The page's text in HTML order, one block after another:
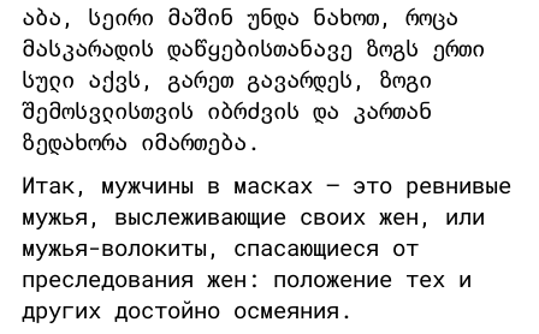
აბა, სეირი მაშინ უნდა ნახოთ, როცა
მასკარადის დაწყებისთანავე ზოგს ერთი
სული აქვს, გარეთ გავარდეს, ზოგი
შემოსვლისთვის იბრძვის და კართან
ზედახორა იმართება.
Итак, мужчины в масках – это ревнивые
мужья, выслеживающие своих жен, или
мужья-волокиты, спасающиеся от
преследования жен: положение тех и
других достойно осмеяния.